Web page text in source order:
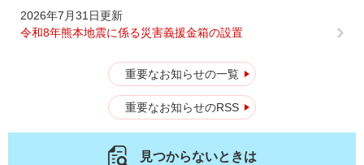
2026年7月31日更新
令和8年熊本地震に係る災害義援金箱の設置
重要なお知らせの一覧
重要なお知らせのRSS
見つからないときは